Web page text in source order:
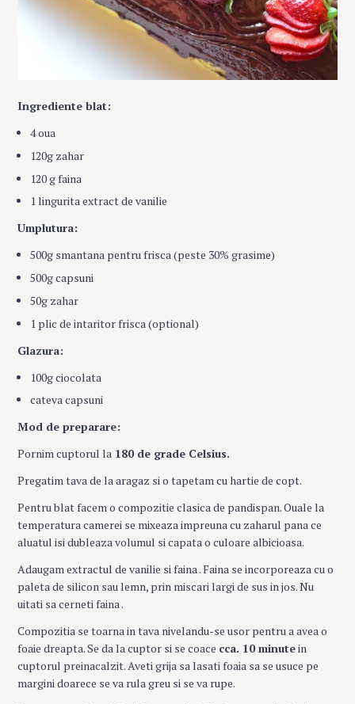
Ingrediente blat:
4 oua
120g zahar
120 g faina
1 lingurita extract de vanilie
Umplutura:
500g smantana pentru frisca (peste 30% grasime)
500g capsuni
50g zahar
1 plic de intaritor frisca (optional)
Glazura:
100g ciocolata
cateva capsuni
Mod de preparare:
Pornim cuptorul la 180 de grade Celsius.
Pregatim tava de la aragaz si o tapetam cu hartie de copt.
Pentru blat facem o compozitie clasica de pandispan. Ouale la
temperatura camerei se mixeaza impreuna cu zaharul pana ce
aluatul isi dubleaza volumul si capata o culoare albicioasa.
Adaugam extractul de vanilie si faina . Faina se incorporeaza cu o
paleta de silicon sau lemn, prin miscari largi de sus in jos. Nu
uitati sa cerneti faina .
Compozitia se toarna in tava nivelandu-se usor pentru a avea o
foaie dreapta. Se da la cuptor si se coace cca. 10 minutein
cuptorul preinacalzit. Aveti grija sa lasati foaia sa se usuce pe
margini doarece se va rula greu si se va rupe.